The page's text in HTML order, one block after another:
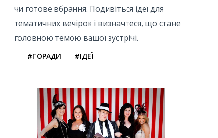
чи готове вбрання. Подивіться ідеї для
тематичних вечірок і визначтеся, що стане
головною темою вашої зустрічі.
#ПОРАДИ #ІДЕЇ